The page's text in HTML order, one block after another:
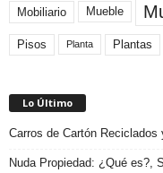
Mobiliario Mueble
Pisos Planta Plantas
Lo Último
Carros de Cartón
Nuda Propiedad: ¿Qué es?,